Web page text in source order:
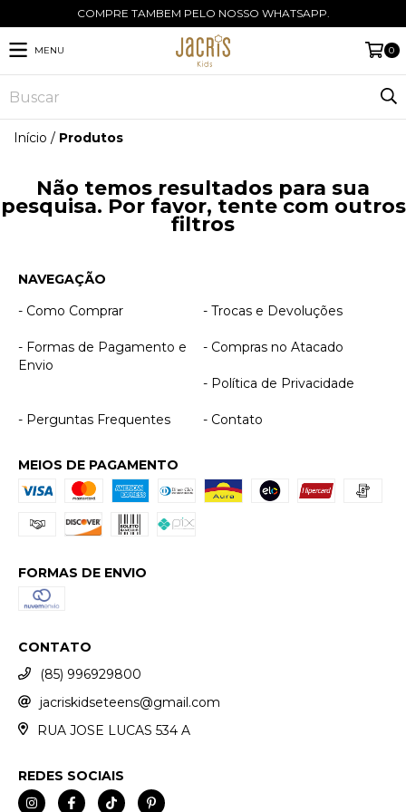
COMPRE TAMBEM PELO NOSSO WHATSAPP.
MENU 0
Início / Produtos
Não temos resultados para sua
pesquisa. Por favor, tente com outros
filtros
NAVEGAÇÃO
- Como Comprar
- Trocas e Devoluções
- Formas de Pagamento e
Envio
- Compras no Atacado
- Política de Privacidade
- Perguntas Frequentes - Contato
MEIOS DE PAGAMENTO
FORMAS DE ENVIO
CONTATO
(85) 996929800
jacriskidseteens@gmail.com
RUA JOSE LUCAS 534 A
REDES SOCIAIS